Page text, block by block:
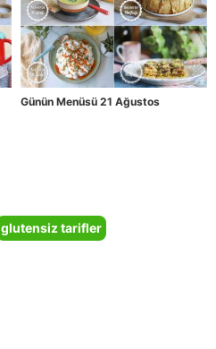
Günün Menüsü 21 Ağustos
glutensiz tarifler